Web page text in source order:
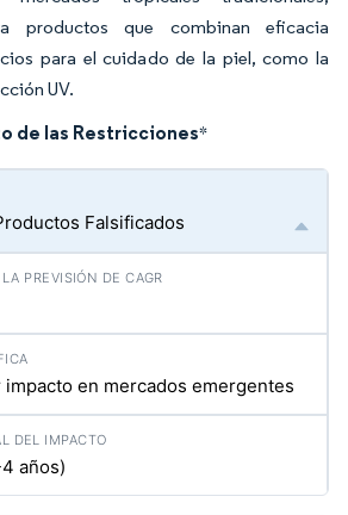
productos que combinan eficacia
para el cuidado de la piel, como la
UV.
de las Restricciones*
Falsificados
impacto en mercados emergentes
años)